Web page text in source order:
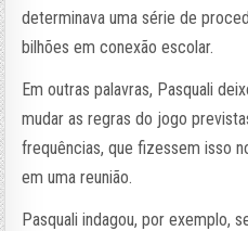
determinava uma série de
bilhões em conexão escolar.
Em outras palavras, Pasquali
mudar as regras do jogo
frequências, que fizessem isso
em uma reunião.
Pasquali indagou, por exemplo,